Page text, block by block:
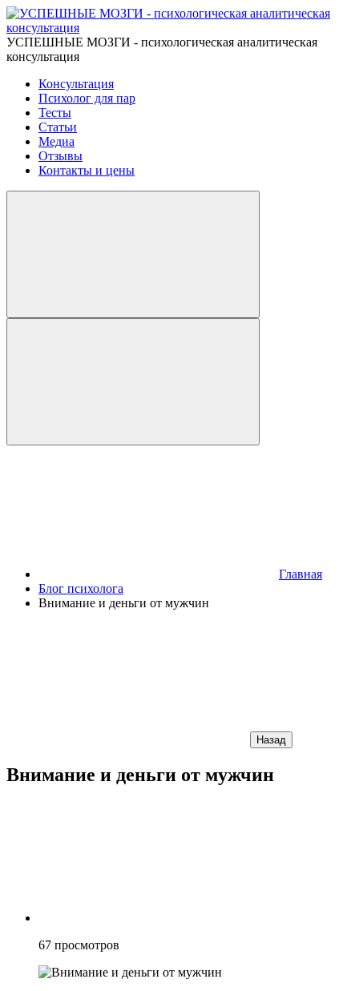
УСПЕШНЫЕ МОЗГИ - психологическая аналитическая
консультация
Консультация
Психолог для пар
Тесты
Статьи
Медиа
Отзывы
Контакты и цены
Главная
Блог психолога
Внимание и деньги от мужчин
Назад
Внимание и деньги от мужчин
67 просмотров